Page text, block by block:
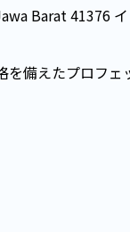
Barat 41376
備えたプロフ